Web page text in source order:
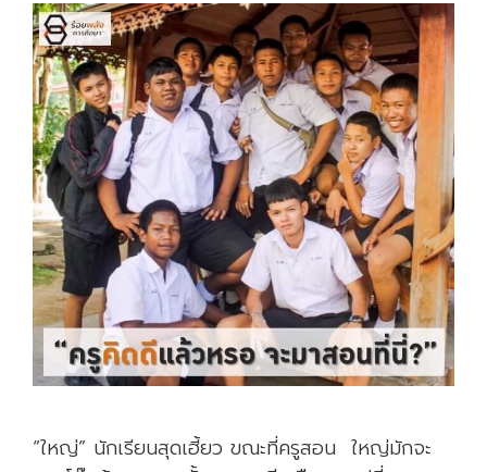
ใ
ช้
i
P
h
o
n
e
อ
ส
ม
“ใหญ่” นักเรียนสุดเฮี้ยว ขณะที่ครูสอน ใหญ่มักจะ